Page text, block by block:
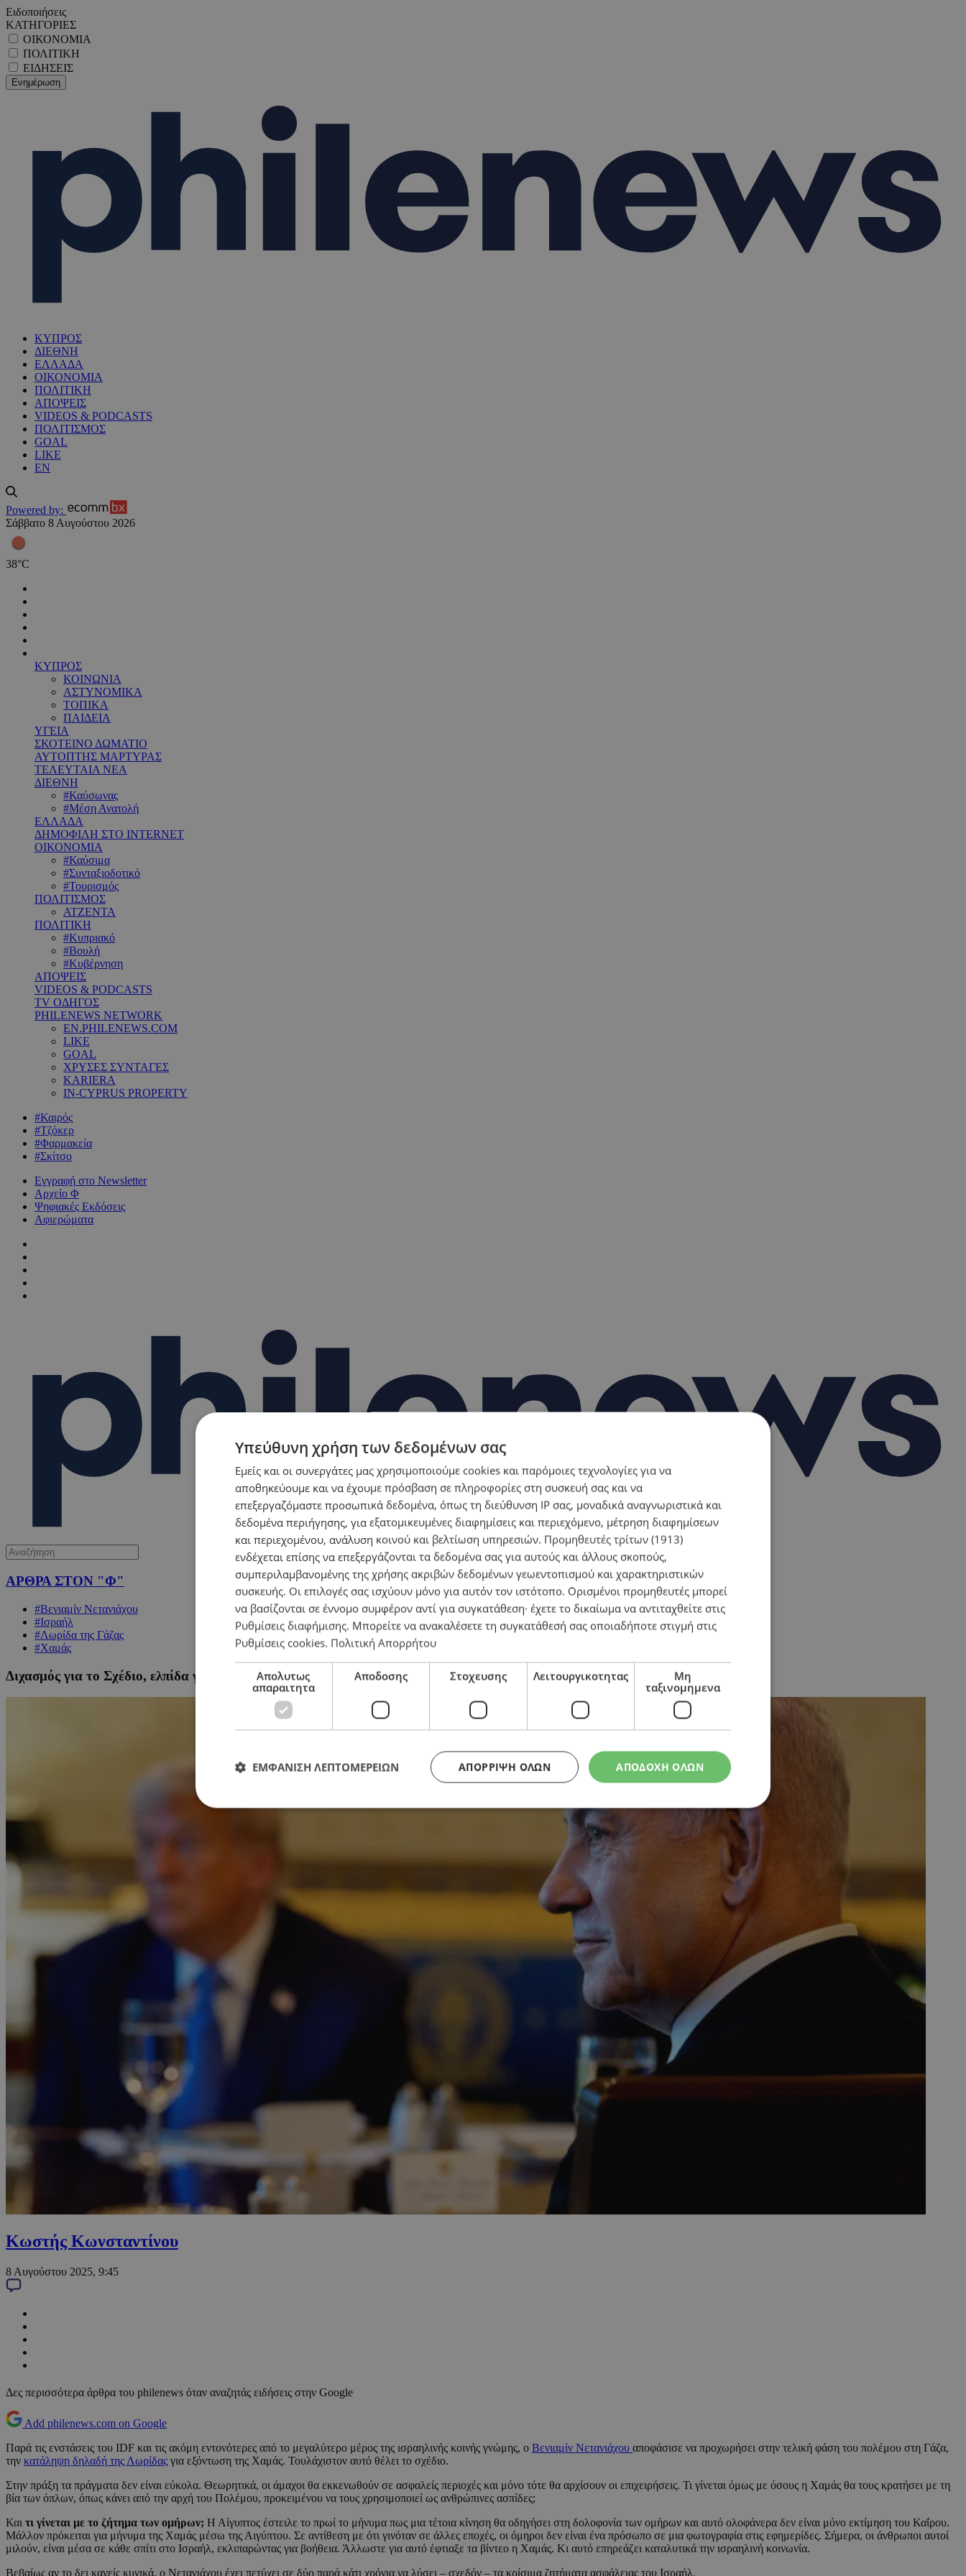
Ειδοποιήσεις
ΚΑΤΗΓΟΡΙΕΣ
ΟΙΚΟΝΟΜΙΑ
ΠΟΛΙΤΙΚΗ
ΕΙΔΗΣΕΙΣ
ΚΥΠΡΟΣ
ΔΙΕΘΝΗ
ΕΛΛΑΔΑ
ΟΙΚΟΝΟΜΙΑ
ΠΟΛΙΤΙΚΗ
ΑΠΟΨΕΙΣ
VIDEOS & PODCASTS
ΠΟΛΙΤΙΣΜΟΣ
GOAL
LIKE
EN
Powered by:
Σάββατο 8 Αυγούστου 2026
38°C
ΚΥΠΡΟΣ
ΚΟΙΝΩΝΙΑ
ΑΣΤΥΝΟΜΙΚΑ
ΤΟΠΙΚΑ
ΠΑΙΔΕΙΑ
ΥΓΕΙΑ
ΣΚΟΤΕΙΝΟ ΔΩΜΑΤΙΟ
ΑΥΤΟΠΤΗΣ ΜΑΡΤΥΡΑΣ
ΤΕΛΕΥΤΑΙΑ ΝΕΑ
ΔΙΕΘΝΗ
#Καύσωνας
#Μέση Ανατολή
ΕΛΛΑΔΑ
ΔΗΜΟΦΙΛΗ ΣΤΟ INTERNET
ΟΙΚΟΝΟΜΙΑ
#Καύσιμα
#Συνταξιοδοτικό
#Τουρισμός
ΠΟΛΙΤΙΣΜΟΣ
ΑΤΖΕΝΤΑ
ΠΟΛΙΤΙΚΗ
#Κυπριακό
#Βουλή
#Κυβέρνηση
ΑΠΟΨΕΙΣ
VIDEOS & PODCASTS
TV ΟΔΗΓΟΣ
PHILENEWS NETWORK
EN.PHILENEWS.COM
LIKE
GOAL
ΧΡΥΣΕΣ ΣΥΝΤΑΓΕΣ
KARIERA
IN-CYPRUS PROPERTY
#Καιρός
#Τζόκερ
#Φαρμακεία
#Σκίτσο
Εγγραφή στο Newsletter
Αρχείο Φ
Ψηφιακές Εκδόσεις
Αφιερώματα
ΑΡΘΡΑ ΣΤΟΝ "Φ"
#Βενιαμίν Νετανιάχου
#Ισραήλ
#Λωρίδα της Γάζας
#Χαμάς
Διχασμός για το Σχέδιο, ελπίδα για τους αστερίσκους
Κωστής Κωνσταντίνου
8 Αυγούστου 2025, 9:45
Δες περισσότερα άρθρα του philenews όταν αναζητάς ειδήσεις στην Google
Add philenews.com on Google
Παρά τις ενστάσεις του IDF και τις ακόμη εντονότερες από το μεγαλύτερο μέρος της ισραηλινής κοινής γνώμης, ο Βενιαμίν Νετανιάχου αποφάσισε να προχωρήσει στην τελική φάση του πολέμου στη Γάζα,
την κατάληψη δηλαδή της Λωρίδας για εξόντωση της Χαμάς. Τουλάχιστον αυτό θέλει το σχέδιο.
Στην πράξη τα πράγματα δεν είναι εύκολα. Θεωρητικά, οι άμαχοι θα εκκενωθούν σε ασφαλείς περιοχές και μόνο τότε θα αρχίσουν οι επιχειρήσεις. Τι γίνεται όμως με όσους η Χαμάς θα τους κρατήσει με τη
βία των όπλων, όπως κάνει από την αρχή του Πολέμου, προκειμένου να τους χρησιμοποιεί ως ανθρώπινες ασπίδες;
Και τι γίνεται με το ζήτημα των ομήρων; Η Αίγυπτος έστειλε το πρωί το μήνυμα πως μια τέτοια κίνηση θα οδηγήσει στη δολοφονία των ομήρων και αυτό ολοφάνερα δεν είναι μόνο εκτίμηση του Καΐρου.
Μάλλον πρόκειται για μήνυμα της Χαμάς μέσω της Αιγύπτου. Σε αντίθεση με ότι γινόταν σε άλλες εποχές, οι όμηροι δεν είναι ένα πρόσωπο σε μια φωτογραφία στις εφημερίδες. Σήμερα, οι άνθρωποι αυτοί
μιλούν, είναι μέσα σε κάθε σπίτι στο Ισραήλ, εκλιπαρώντας για βοήθεια. Άλλωστε για αυτό έφτιαξε τα βίντεο η Χαμάς. Κι αυτό επηρεάζει καταλυτικά την ισραηλινή κοινωνία.
Βεβαίως αν το δει κανείς κυνικά, ο Νετανιάχου έχει πετύχει σε δύο παρά κάτι χρόνια να λύσει – σχεδόν – τα κρίσιμα ζητήματα ασφάλειας του Ισραήλ.
Υπεύθυνη χρήση των δεδομένων σας
Εμείς και οι συνεργάτες μας χρησιμοποιούμε cookies και παρόμοιες τεχνολογίες για να
αποθηκεύουμε και να έχουμε πρόσβαση σε πληροφορίες στη συσκευή σας και να
επεξεργαζόμαστε προσωπικά δεδομένα, όπως τη διεύθυνση IP σας, μοναδικά αναγνωριστικά και
δεδομένα περιήγησης, για εξατομικευμένες διαφημίσεις και περιεχόμενο, μέτρηση διαφημίσεων
και περιεχομένου, ανάλυση κοινού και βελτίωση υπηρεσιών. Προμηθευτές τρίτων (1913)
ενδέχεται επίσης να επεξεργάζονται τα δεδομένα σας για αυτούς και άλλους σκοπούς,
συμπεριλαμβανομένης της χρήσης ακριβών δεδομένων γεωεντοπισμού και χαρακτηριστικών
συσκευής. Οι επιλογές σας ισχύουν μόνο για αυτόν τον ιστότοπο. Ορισμένοι προμηθευτές μπορεί
να βασίζονται σε έννομο συμφέρον αντί για συγκατάθεση· έχετε το δικαίωμα να αντιταχθείτε στις
Ρυθμίσεις διαφήμισης. Μπορείτε να ανακαλέσετε τη συγκατάθεσή σας οποιαδήποτε στιγμή στις
Ρυθμίσεις cookies. Πολιτική Απορρήτου
Απολυτως
απαραιτητα
Αποδοσης Στοχευσης Λειτουργικοτητας
Μη
ταξινομημενα
ΑΠΟΔΟΧΗ ΟΛΩΝ
ΑΠΌΡΡΙΨΗ ΌΛΩΝ
ΕΜΦΑΝΙΣΗ ΛΕΠΤΟΜΕΡΕΙΩΝ